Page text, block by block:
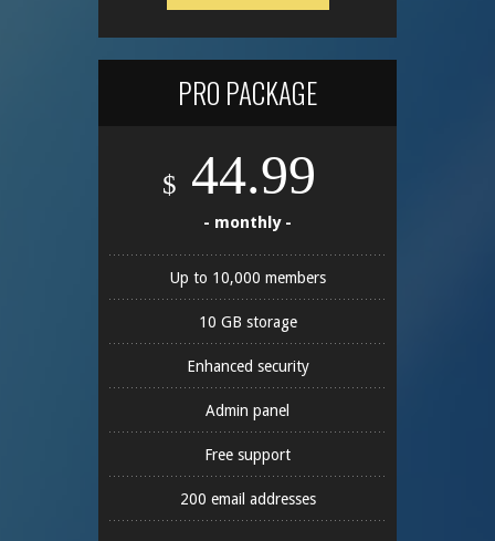
PRO PACKAGE
$ 44.99
- monthly -
Up to 10,000 members
10 GB storage
Enhanced security
Admin panel
Free support
200 email addresses